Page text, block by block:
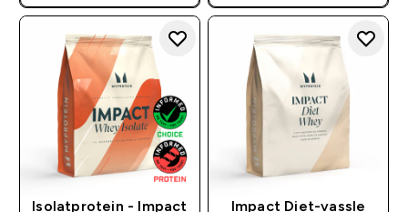
Isolatprotein - Impact
Impact Diet-vassle